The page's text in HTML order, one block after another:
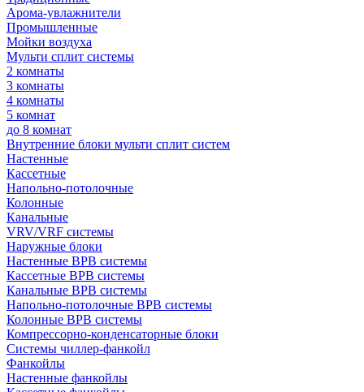
Арома-увлажнители
Промышленные
Мойки воздуха
Мульти сплит системы
2 комнаты
3 комнаты
4 комнаты
5 комнат
до 8 комнат
Внутренние блоки мульти сплит систем
Настенные
Кассетные
Напольно-потолочные
Колонные
Канальные
VRV/VRF системы
Наружные блоки
Настенные ВРВ системы
Кассетные ВРВ системы
Канальные ВРВ системы
Напольно-потолочные ВРВ системы
Колонные ВРВ системы
Компрессорно-конденсаторные блоки
Системы чиллер-фанкойл
Фанкойлы
Настенные фанкойлы